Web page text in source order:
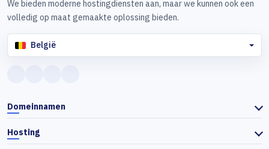
We bieden moderne hostingdiensten aan, maar we kunnen ook een
volledig op maat gemaakte oplossing bieden.
België
Domeinnamen
Hosting